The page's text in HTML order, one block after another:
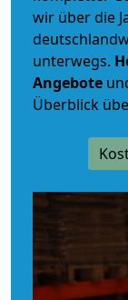
wir über die
unterwegs.
Angebote
Überblick